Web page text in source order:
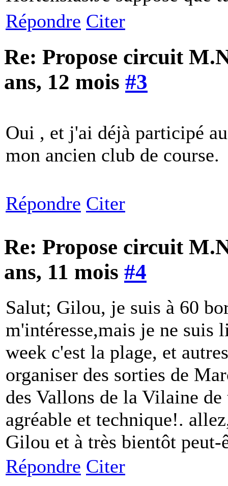
Répondre Citer
Re: Propose circuit
ans, 12 mois #3
Oui , et j'ai déjà participé
mon ancien club de course.
Répondre Citer
Re: Propose circuit
ans, 11 mois #4
Salut; Gilou, je suis à 60
m'intéresse,mais je ne suis
week c'est la plage, et
organiser des sorties de
des Vallons de la Vilaine
agréable et technique!.
Gilou et à très bientôt
Répondre Citer